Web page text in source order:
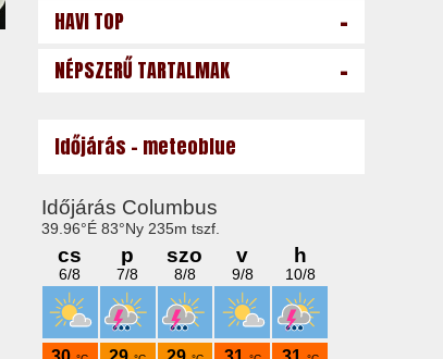
HAVI TOP -
NÉPSZERŰ TARTALMAK -
Időjárás - meteoblue